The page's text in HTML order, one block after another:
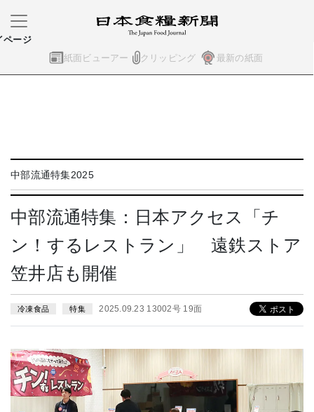
紙面ビューアー クリッピング 最新の紙面
ページ
中部流通特集2025
中部流通特集：日本アクセス「チ
ン！するレストラン」 遠鉄ストア
笠井店も開催
冷凍食品 特集 2025.09.23 13002号 19面